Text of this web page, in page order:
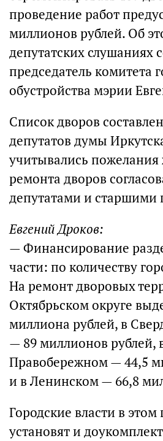
проведение работ
миллионов рублей. Об
депутатских слушаниях
председатель комитета
обустройства мэрии
Список дворов
депутатов думы
учитывались
ремонта дворов
депутатами и старшими
Евгений Дроков:
— Финансирование
части: по количеству
На ремонт дворовых
Октябрьском округе
миллиона рублей, в
— 89 миллионов рублей,
Правобережном — 44,5
и в Ленинском — 66,8
Городские власти в этом
установят и